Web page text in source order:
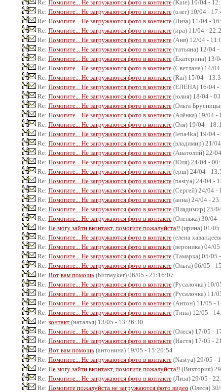
Re: Помогите... Не загружаются фото в контакте(Kate) 10/04 -
Re: Помогите... Не загружаются фото в контакте(олег) 10/04 -
Re: Помогите... Не загружаются фото в контакте(Лиза) 11/04 -
Re: Помогите... Не загружаются фото в контакте(ира) 11/04 -
Re: Помогите... Не загружаются фото в контакте(Аня) 12/04 -
Re: Помогите... Не загружаются фото в контакте(татьяна) 12/04
Re: Помогите... Не загружаются фото в контакте(Екатерина) 13/
Re: Помогите... Не загружаются фото в контакте(Светлана) 14/
Re: Помогите... Не загружаются фото в контакте(Rai) 15/04 -
Re: Помогите... Не загружаются фото в контакте(ЕЛЕНА) 16/04 -
Re: Помогите... Не загружаются фото в контакте(юлия) 18/04 -
Re: Помогите... Не загружаются фото в контакте(Ольга
Re: Помогите... Не загружаются фото в контакте(Алёнка) 19/04 -
Re: Помогите... Не загружаются фото в контакте(Оля) 19/04 -
Re: Помогите... Не загружаются фото в контакте(lena4ka) 19/04 -
Re: Помогите... Не загружаются фото в контакте(владимир) 21/
Re: Помогите... Не загружаются фото в контакте(Анатолий) 22/
Re: Помогите... Не загружаются фото в контакте(Юля) 24/04 -
Re: Помогите... Не загружаются фото в контакте(ёрш) 24/04 -
Re: Помогите... Не загружаются фото в контакте(nastya) 24/04 -
Re: Помогите... Не загружаются фото в контакте(Сергей) 24/04 -
Re: Помогите... Не загружаются фото в контакте(анна) 24/04 -
Re: Помогите... Не загружаются фото в контакте(Владимир) 25/
Re: Помогите... Не загружаются фото в контакте(Оленька) 30/04
Re: Не могу зайти вконтакт, помогите пожалуйста!! (ирина) 01/
Re: Помогите... Не загружаются фото в контакте(елена
Re: Помогите... Не загружаются фото в контакте(вероника) 04/
Re: Помогите... Не загружаются фото в контакте(Тамарка) 05/05
Re: Помогите... Не загружаются фото в контакте(Ольга) 06/05 -
Re: Вот вам помощь(bitmayker) 06/05 - 21:16:07
Re: Помогите... Не загружаются фото в контакте(Русалочка) 10/
Re: Помогите... Не загружаются фото в контакте(Русалочка) 11/
Re: Помогите... Не загружаются фото в контакте(Антон) 11/05 -
Re: Помогите... Не загружаются фото в контакте(Тина) 12/05 -
Re: контакт (наталья) 13/05 - 13:26:30
Re: Помогите... Не загружаются фото в контакте(Олеся) 17/05 -
Re: Помогите... Не загружаются фото в контакте(Настя) 17/05 -
Re: Вот вам помощь(антонина) 19/05 - 15:20:54
Re: Помогите... Не загружаются фото в контакте(Nastya) 29/05 -
Re: Не могу зайти вконтакт, помогите пожалуйста!! (Виктория)
Re: Помогите... Не загружаются фото в контакте(Лиза) 29/05 -
Re: Помогите пожалуйста не загружаются фото видео (Олеся)